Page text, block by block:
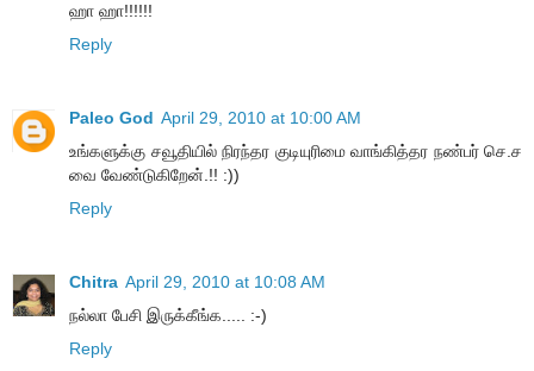
ஹா ஹா!!!!!!
Reply
Paleo God April 29, 2010 at 10:00 AM
உங்களுக்கு சவூதியில் நிரந்தர குடியுரிமை வாங்கித்தர நண்பர் செ.ச
வை வேண்டுகிறேன்.!! :))
Reply
Chitra April 29, 2010 at 10:08 AM
நல்லா பேசி இருக்கீங்க..... :-)
Reply